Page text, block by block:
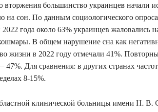
вторжения большинство украинцев начали
на сон. По данным социологического
года около 63% украинцев
В общем нарушение сна как
жизни в 2022 году отмечали 41%.
47%. Для сравнения: в других странах
8-15%.
клинической больницы имени Н. В.